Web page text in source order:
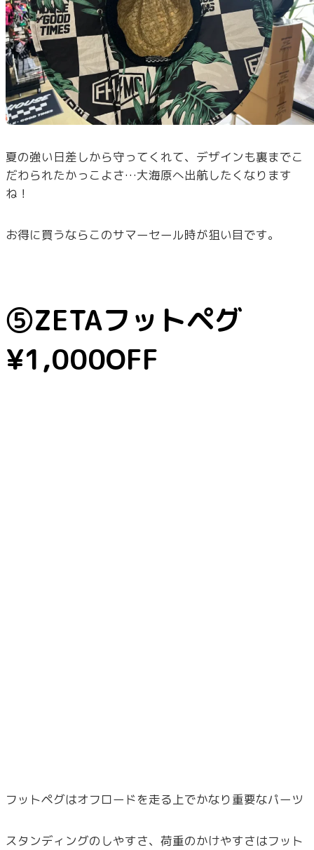
夏の強い日差しから守ってくれて、デザインも裏までこ
だわられたかっこよさ…大海原へ出航したくなります
ね！
お得に買うならこのサマーセール時が狙い目です。
⑤ZETAフットペグ
¥1,000OFF
フットペグはオフロードを走る上でかなり重要なパーツ
スタンディングのしやすさ、荷重のかけやすさはフット